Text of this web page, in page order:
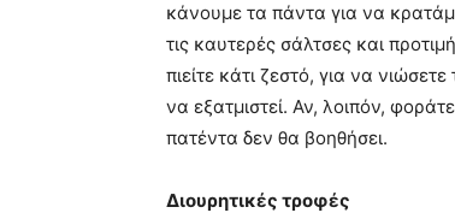
κάνουμε τα πάντα για να
τις καυτερές σάλτσες και
πιείτε κάτι ζεστό, για να
να εξατμιστεί. Αν, λοιπόν,
πατέντα δεν θα βοηθήσει.
Διουρητικές τροφές